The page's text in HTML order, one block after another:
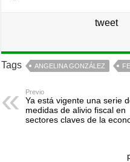
tweet
Tags ANGELINA GONZÁLEZ
Previo
Ya está vigente una serie
medidas de alivio fiscal en
sectores claves de la